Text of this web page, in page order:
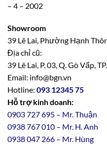
– 4 – 2002
Showroom
39 Lê Lai, Phường Hạnh
Địa chỉ cũ:
39 Lê Lai, P. 03, Q. Gò Vấp,
Email: info@bgn.vn
Hotline: 093 12345 75
Hỗ trợ kinh doanh:
0903 727 695 – Mr. Thuận
0938 767 010 – Mr. H. Anh
0938 047 266 – Mr. Hùng